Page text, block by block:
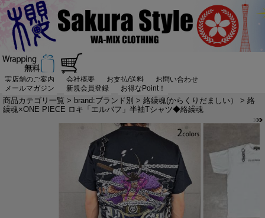
実店舗のご案内 会社概要 お支払/送料
お問い合わせ
メールマガジン
新規会員登録 お得なPoint！
商品カテゴリ一覧 > brand:ブランド別 > 絡繰魂(からくりだましい）
> 絡
繰魂×ONE PIECE ロキ「エルバフ」半袖Tシャツ◆絡繰魂